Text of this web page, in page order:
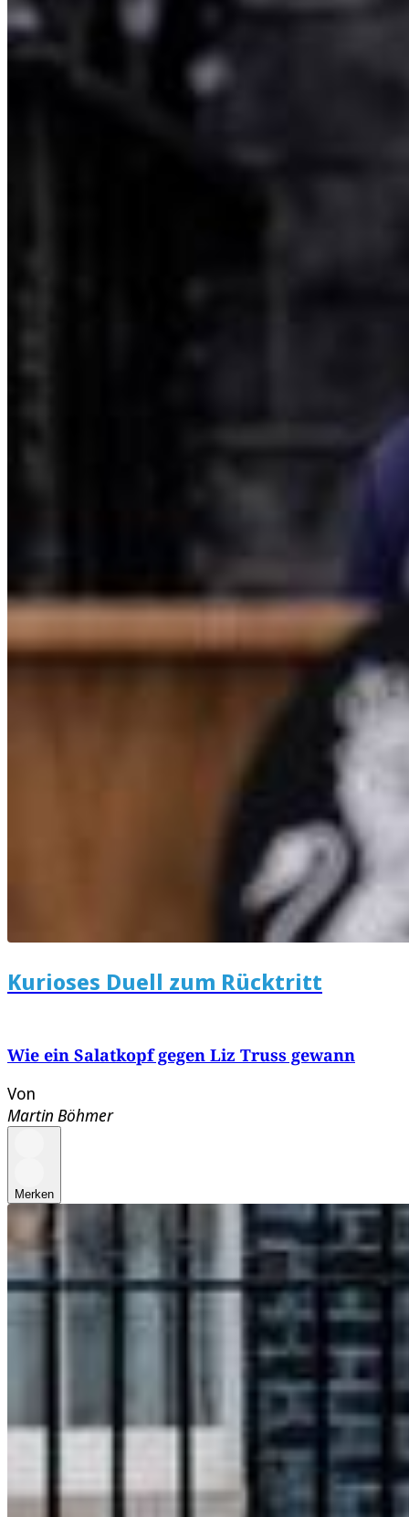
Kurioses Duell zum Rücktritt
Wie ein Salatkopf gegen Liz Truss gewann
Von
Martin Böhmer
Merken